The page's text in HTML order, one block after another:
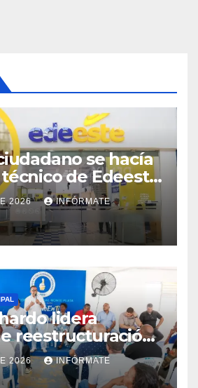
se hacía
de Edeeste
a dueños de
2026 INFÓRMATE
lidera
reestructuración
del PRM en
2026 INFÓRMATE